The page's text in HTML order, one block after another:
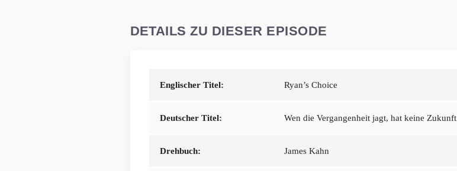
DETAILS ZU DIESER EPISODE
Englischer Titel: Ryan’s Choice
Deutscher Titel: Wen die Vergangenheit jagt, hat keine Zukunft
Drehbuch: James Kahn